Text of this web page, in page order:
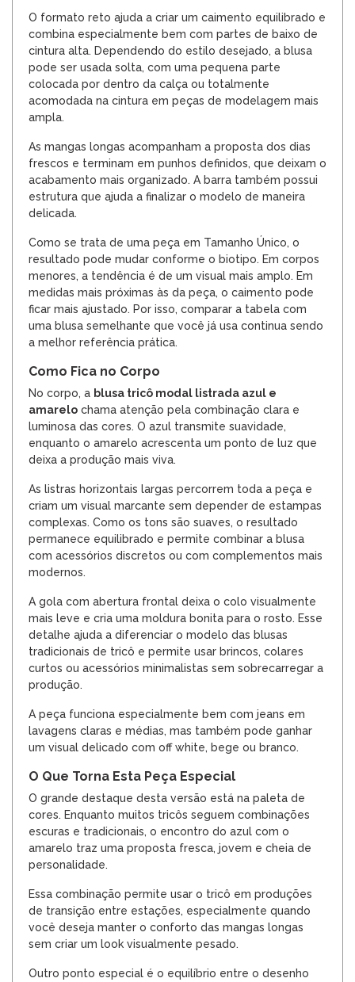
O formato reto ajuda a criar um caimento equilibrado e
combina especialmente bem com partes de baixo de
cintura alta. Dependendo do estilo desejado, a blusa
pode ser usada solta, com uma pequena parte
colocada por dentro da calça ou totalmente
acomodada na cintura em peças de modelagem mais
ampla.
As mangas longas acompanham a proposta dos dias
frescos e terminam em punhos definidos, que deixam o
acabamento mais organizado. A barra também possui
estrutura que ajuda a finalizar o modelo de maneira
delicada.
Como se trata de uma peça em Tamanho Único, o
resultado pode mudar conforme o biotipo. Em corpos
menores, a tendência é de um visual mais amplo. Em
medidas mais próximas às da peça, o caimento pode
ficar mais ajustado. Por isso, comparar a tabela com
uma blusa semelhante que você já usa continua sendo
a melhor referência prática.
Como Fica no Corpo
No corpo, a blusa tricô modal listrada azul e
amarelo chama atenção pela combinação clara e
luminosa das cores. O azul transmite suavidade,
enquanto o amarelo acrescenta um ponto de luz que
deixa a produção mais viva.
As listras horizontais largas percorrem toda a peça e
criam um visual marcante sem depender de estampas
complexas. Como os tons são suaves, o resultado
permanece equilibrado e permite combinar a blusa
com acessórios discretos ou com complementos mais
modernos.
A gola com abertura frontal deixa o colo visualmente
mais leve e cria uma moldura bonita para o rosto. Esse
detalhe ajuda a diferenciar o modelo das blusas
tradicionais de tricô e permite usar brincos, colares
curtos ou acessórios minimalistas sem sobrecarregar a
produção.
A peça funciona especialmente bem com jeans em
lavagens claras e médias, mas também pode ganhar
um visual delicado com off white, bege ou branco.
O Que Torna Esta Peça Especial
O grande destaque desta versão está na paleta de
cores. Enquanto muitos tricôs seguem combinações
escuras e tradicionais, o encontro do azul com o
amarelo traz uma proposta fresca, jovem e cheia de
personalidade.
Essa combinação permite usar o tricô em produções
de transição entre estações, especialmente quando
você deseja manter o conforto das mangas longas
sem criar um look visualmente pesado.
Outro ponto especial é o equilíbrio entre o desenho